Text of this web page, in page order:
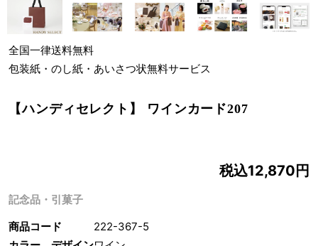
全国一律送料無料
包装紙・のし紙・あいさつ状無料サービス
【ハンディセレクト】 ワインカード207
記念品・引菓子
税込12,870円
商品コード
222-367-5